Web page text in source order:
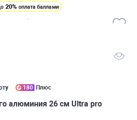
20% оплата баллами
180 Плюс
алюминия 26 см Ultra pro